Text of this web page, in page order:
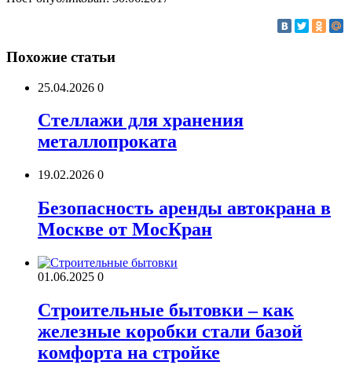
Похожие статьи
25.04.2026 0
Стеллажи для хранения
металлопроката
19.02.2026 0
Безопасность аренды автокрана в
Москве от МосКран
01.06.2025 0
Строительные бытовки – как
железные коробки стали базой
комфорта на стройке